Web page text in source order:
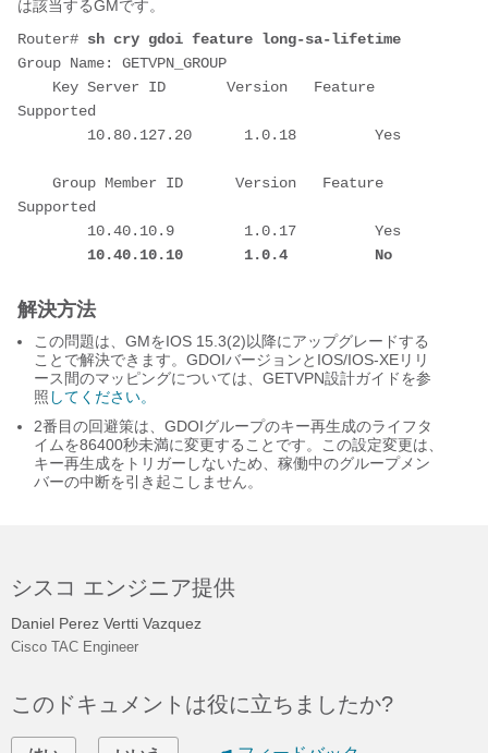
は該当するGMです。
Router# sh cry gdoi feature long-sa-lifetime
Group Name: GETVPN_GROUP
Supported
Supported
        10.40.10.10       1.0.4          No
解決方法
この問題は、GMをIOS 15.3(2)以降にアップグレードする
ことで解決できます。GDOIバージョンとIOS/IOS-XEリリ
ース間のマッピングについては、GETVPN設計ガイドを参
照 してください。
2番目の回避策は、GDOIグループのキー再生成のライフタ
イムを86400秒未満に変更することです。この設定変更は、
キー再生成をトリガーしないため、稼働中のグループメン
バーの中断を引き起こしません。
シスコ エンジニア提供
Daniel Perez Vertti Vazquez
Cisco TAC Engineer
このドキュメントは役に立ちましたか?